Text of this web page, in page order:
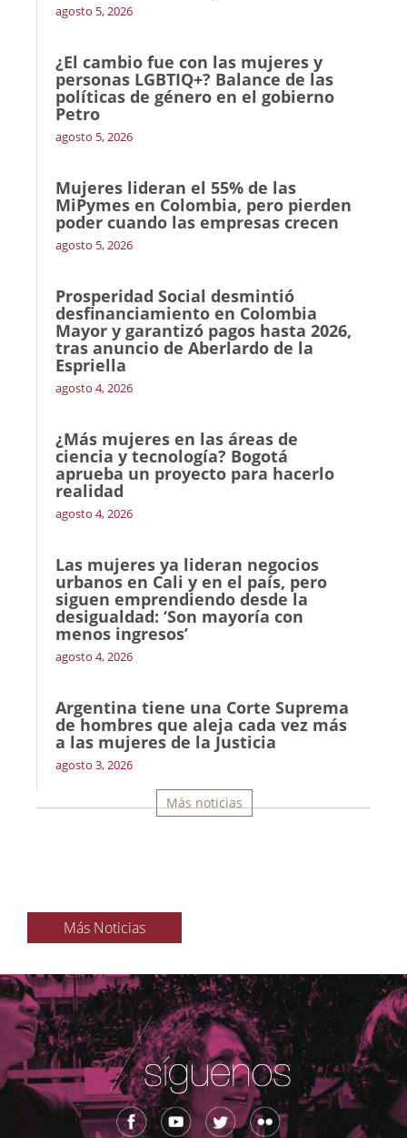
agosto 5, 2026
¿El cambio fue con las mujeres y
personas LGBTIQ+? Balance de las
políticas de género en el gobierno
Petro
agosto 5, 2026
Mujeres lideran el 55% de las
MiPymes en Colombia, pero pierden
poder cuando las empresas crecen
agosto 5, 2026
Prosperidad Social desmintió
desfinanciamiento en Colombia
Mayor y garantizó pagos hasta 2026,
tras anuncio de Aberlardo de la
Espriella
agosto 4, 2026
¿Más mujeres en las áreas de
ciencia y tecnología? Bogotá
aprueba un proyecto para hacerlo
realidad
agosto 4, 2026
Las mujeres ya lideran negocios
urbanos en Cali y en el país, pero
siguen emprendiendo desde la
desigualdad: ‘Son mayoría con
menos ingresos’
agosto 4, 2026
Argentina tiene una Corte Suprema
de hombres que aleja cada vez más
a las mujeres de la Justicia
agosto 3, 2026
Más noticias
Más Noticias